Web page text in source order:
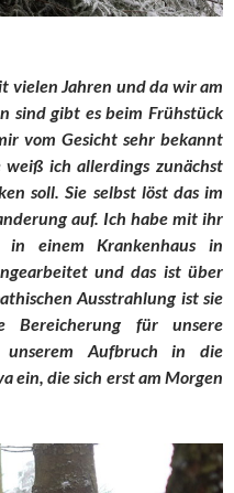
vielen Jahren und da wir am
sind gibt es beim Frühstück
vom Gesicht sehr bekannt
ich allerdings zunächst
soll. Sie selbst löst das im
auf. Ich habe mit ihr
in einem Krankenhaus in
und das ist über
Ausstrahlung ist sie
für unsere
Aufbruch in die
ein, die sich erst am Morgen